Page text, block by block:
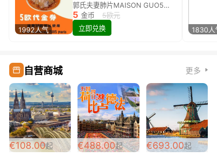
1992人气
郭氏夫妻肺片MAISON GUO5欧代金券限量兑换啦！
5 金币
5欧元
立即兑换
1830人
自营商城 更多
€108.00起 €488.00起 €693.00起